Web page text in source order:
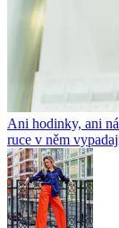
Ani hodinky, ani
ruce v něm